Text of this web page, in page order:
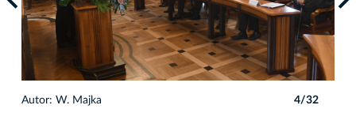
Autor: W. Majka 4/32